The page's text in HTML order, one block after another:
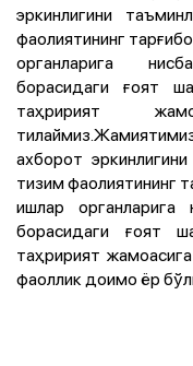
эркинлигини
фаолиятининг
органларига
борасидаги ғоят
таҳририят
ахборот
тизим фаолиятининг
ишлар органларига
борасидаги ғоят
таҳририят
фаоллик доимо ёр